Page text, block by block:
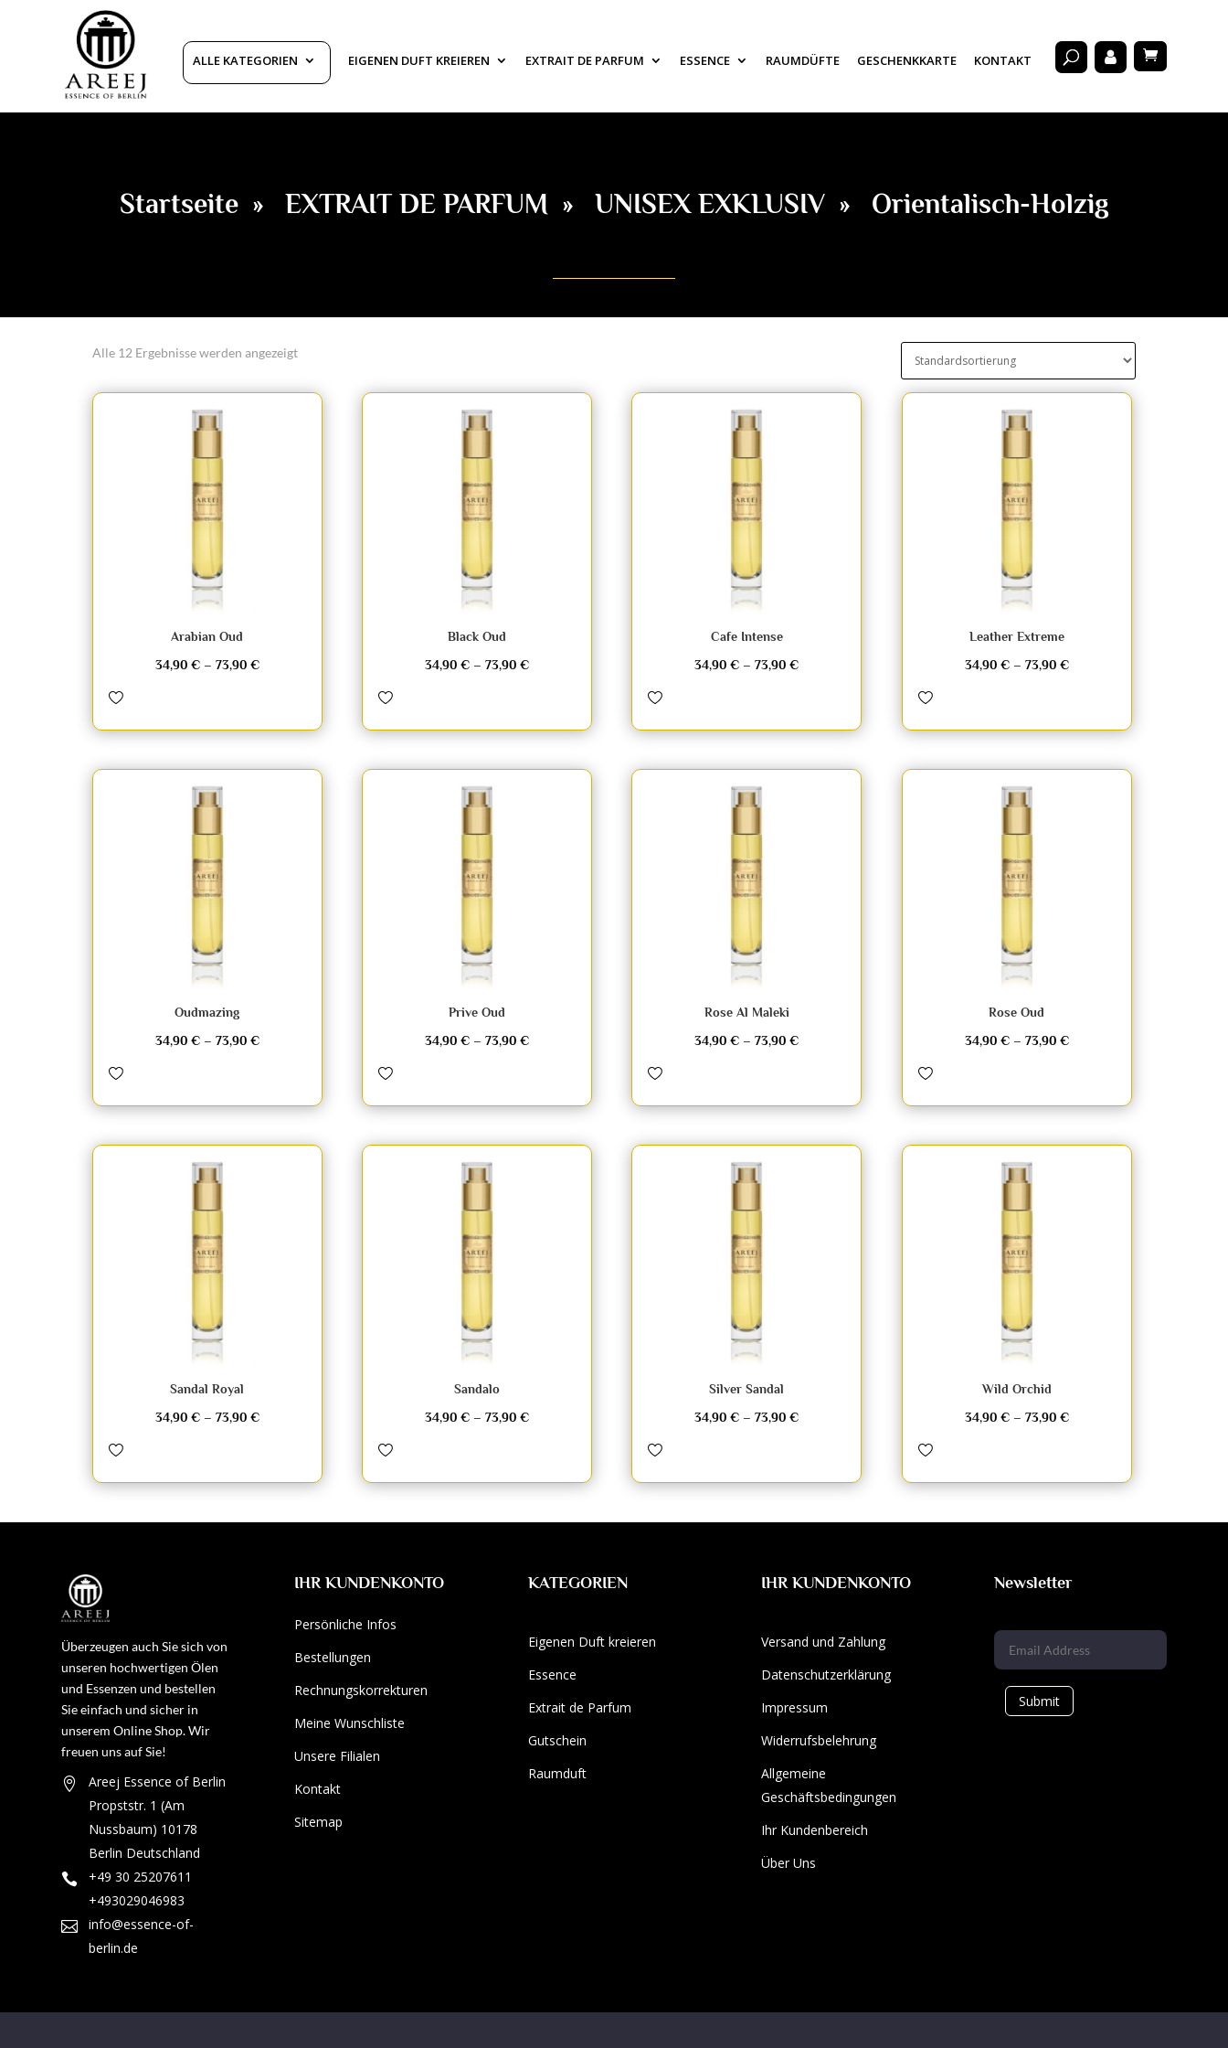
ALLE KATEGORIEN EIGENEN DUFT KREIEREN EXTRAIT DE PARFUM ESSENCE RAUMDÜFTE GESCHENKKARTE KONTAKT
Startseite » EXTRAIT DE PARFUM » UNISEX EXKLUSIV » Orientalisch-Holzig
Alle 12 Ergebnisse werden angezeigt
Arabian Oud
34,90 €– 73,90 €
Black Oud
34,90€ –73,90€
Cafe Intense
34,90€ –73,90€
Leather Extreme
34,90 €– 73,90 €
Oudmazing
34,90 €– 73,90 €
Prive Oud
34,90€ –73,90€
Rose Al Maleki
34,90€ –73,90€
Rose Oud
34,90 €– 73,90 €
Sandal Royal
34,90 €– 73,90 €
Sandalo
34,90€ –73,90€
Silver Sandal
34,90€ –73,90€
Wild Orchid
34,90 €– 73,90 €
Überzeugen auch Sie sich von
unseren hochwertigen Ölen
und Essenzen und bestellen
Sie einfach und sicher in
unserem Online Shop. Wir
freuen uns auf Sie!

Areej Essence of Berlin
Propststr. 1 (Am
Nussbaum) 10178
Berlin Deutschland

+49 30 25207611
+493029046983

info@essence-of-
berlin.de
IHR KUNDENKONTO
Persönliche Infos
Bestellungen
Rechnungskorrekturen
Meine Wunschliste
Unsere Filialen
Kontakt
Sitemap
KATEGORIEN
Eigenen Duft kreieren
Essence
Extrait de Parfum
Gutschein
Raumduft
IHR KUNDENKONTO
Versand und Zahlung
Datenschutzerklärung
Impressum
Widerrufsbelehrung
Allgemeine
Geschäftsbedingungen
Ihr Kundenbereich
Über Uns
Newsletter
Submit